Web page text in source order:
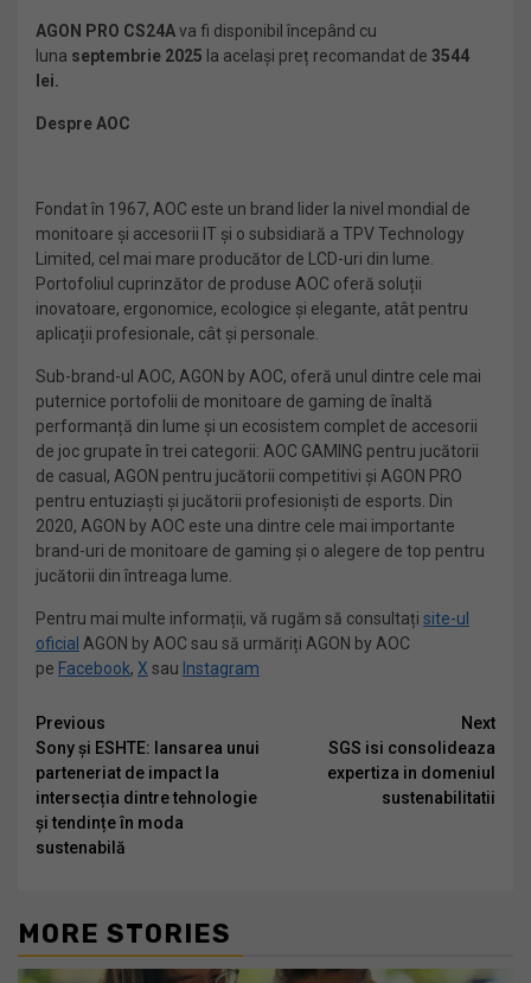
AGON PRO CS24Ava fi disponibil începând cu
luna septembrie 2025 la același preț recomandat de 3544
lei.
Despre AOC
Fondat în 1967, AOC este un brand lider la nivel mondial de
monitoare și accesorii IT și o subsidiară a TPV Technology
Limited, cel mai mare producător de LCD-uri din lume.
Portofoliul cuprinzător de produse AOC oferă soluții
inovatoare, ergonomice, ecologice și elegante, atât pentru
aplicații profesionale, cât și personale.
Sub-brand-ul AOC, AGON by AOC, oferă unul dintre cele mai
puternice portofolii de monitoare de gaming de înaltă
performanță din lume și un ecosistem complet de accesorii
de joc grupate în trei categorii: AOC GAMING pentru jucătorii
de casual, AGON pentru jucătorii competitivi și AGON PRO
pentru entuziaști și jucătorii profesioniști de esports. Din
2020, AGON by AOC este una dintre cele mai importante
brand-uri de monitoare de gaming și o alegere de top pentru
jucătorii din întreaga lume.
Pentru mai multe informații, vă rugăm să consultați site-ul
oficial AGON by AOC sau să urmăriți AGON by AOC
pe Facebook, X sau Instagram
Continue
Reading
Previous
Sony și ESHTE: lansarea unui
parteneriat de impact la
intersecția dintre tehnologie
și tendințe în moda
sustenabilă
Next
SGS isi consolideaza
expertiza in domeniul
sustenabilitatii
MORE STORIES